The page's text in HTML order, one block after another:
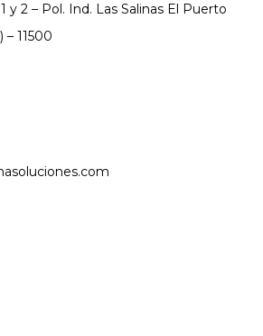
y 2 – Pol. Ind. Las Salinas El Puerto
– 11500